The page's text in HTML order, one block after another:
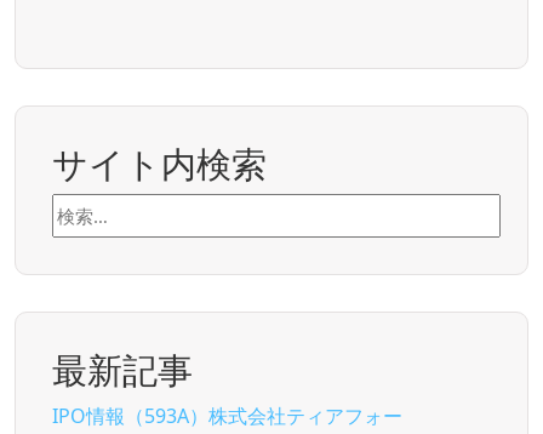
サイト内検索
検
索:
最新記事
IPO情報（593A）株式会社ティアフォー